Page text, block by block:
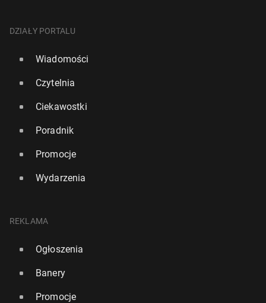
DZIAŁY PORTALU
Wiadomości
Czytelnia
Ciekawostki
Poradnik
Promocje
Wydarzenia
REKLAMA
Ogłoszenia
Banery
Promocje